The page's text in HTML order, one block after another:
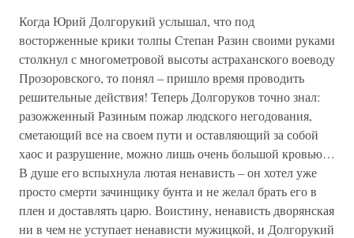
Когда Юрий Долгорукий услышал, что под
восторженные крики толпы Степан Разин своими руками
столкнул с многометровой высоты астраханского воеводу
Прозоровского, то понял – пришло время проводить
решительные действия! Теперь Долгоруков точно знал:
разожженный Разиным пожар людского негодования,
сметающий все на своем пути и оставляющий за собой
хаос и разрушение, можно лишь очень большой кровью…
В душе его вспыхнула лютая ненависть – он хотел уже
просто смерти зачинщику бунта и не желал брать его в
плен и доставлять царю. Воистину, ненависть дворянская
ни в чем не уступает ненависти мужицкой, и Долгорукий